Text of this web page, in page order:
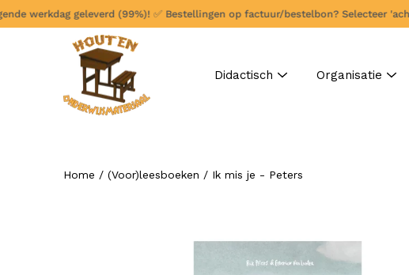
verder
werkdag geleverd (99%)!✅Bestellingen op factuur/bestelbon? Selecteer
Didactisch Organisatie
Zoeken
Home / (Voor)leesboeken / Ik mis je - Peters